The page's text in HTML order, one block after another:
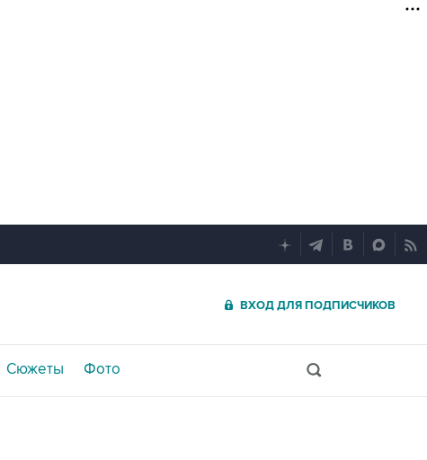
ВХОД ДЛЯ ПОДПИСЧИКОВ
Сюжеты Фото